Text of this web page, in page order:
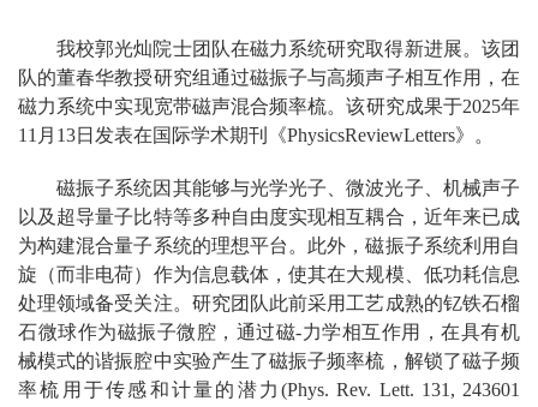
我校郭光灿院士团队在磁力系统研究取得新进展。该团
队的董春华教授研究组通过磁振子与高频声子相互作用，在
磁力系统中实现宽带磁声混合频率梳。该研究成果于2025年
11月13日发表在国际学术期刊《PhysicsReviewLetters》。
磁振子系统因其能够与光学光子、微波光子、机械声子
以及超导量子比特等多种自由度实现相互耦合，近年来已成
为构建混合量子系统的理想平台。此外，磁振子系统利用自
旋（而非电荷）作为信息载体，使其在大规模、低功耗信息
处理领域备受关注。研究团队此前采用工艺成熟的钇铁石榴
石微球作为磁振子微腔，通过磁-力学相互作用，在具有机
械模式的谐振腔中实验产生了磁振子频率梳，解锁了磁子频
率梳用于传感和计量的潜力(Phys. Rev. Lett. 131, 243601